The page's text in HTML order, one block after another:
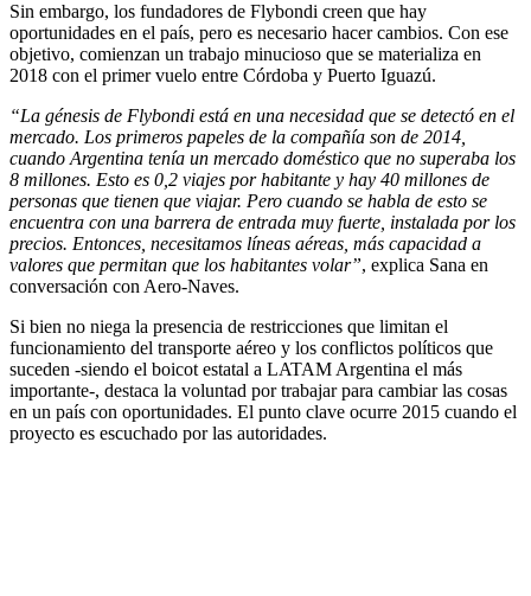
Sin embargo, los fundadores de Flybondi creen que hay
oportunidades en el país, pero es necesario hacer cambios. Con ese
objetivo, comienzan un trabajo minucioso que se materializa en
2018 con el primer vuelo entre Córdoba y Puerto Iguazú.
“La génesis de Flybondi está en una necesidad que se detectó en el
mercado. Los primeros papeles de la compañía son de 2014,
cuando Argentina tenía un mercado doméstico que no superaba los
8 millones. Esto es 0,2 viajes por habitante y hay 40 millones de
personas que tienen que viajar. Pero cuando se habla de esto se
encuentra con una barrera de entrada muy fuerte, instalada por los
precios. Entonces, necesitamos líneas aéreas, más capacidad a
valores que permitan que los habitantes volar”, explica Sana en
conversación con Aero-Naves.
Si bien no niega la presencia de restricciones que limitan el
funcionamiento del transporte aéreo y los conflictos políticos que
suceden -siendo el boicot estatal a LATAM Argentina el más
importante-, destaca la voluntad por trabajar para cambiar las cosas
en un país con oportunidades. El punto clave ocurre 2015 cuando el
proyecto es escuchado por las autoridades.